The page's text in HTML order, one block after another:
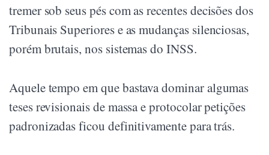
tremer sob seus pés com as recentes decisões dos
Tribunais Superiores e as mudanças silenciosas,
porém brutais, nos sistemas do INSS.
Aquele tempo em que bastava dominar algumas
teses revisionais de massa e protocolar petições
padronizadas ficou definitivamente para trás.